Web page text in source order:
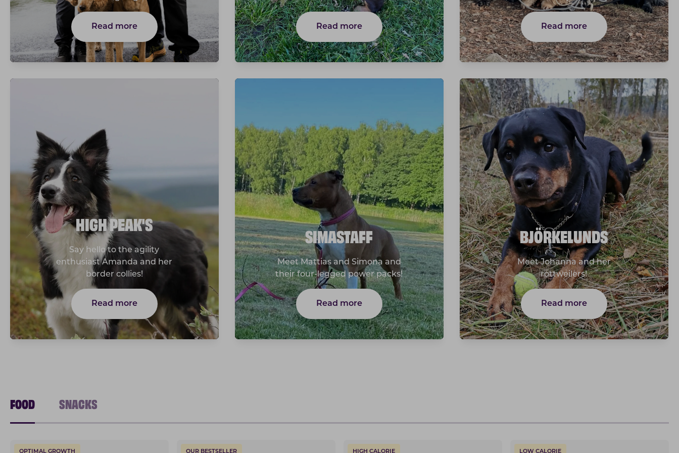
Read more Read more Read more
HIGH PEAK'S
Say hello to the agility
enthusiast Amanda and her
border collies!
Read more
SIMASTAFF
Meet Mattias and Simona and
their four-legged power packs!
Read more
BJÖRKELUNDS
Meet Johanna and her
rottweilers!
Read more
FOOD SNACKS